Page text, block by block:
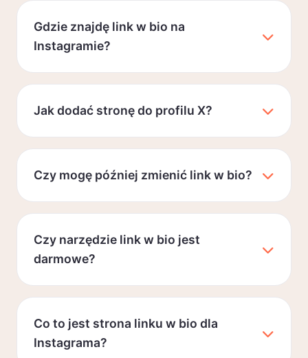
Gdzie znajdę link w bio na
Instagramie?
Jak dodać stronę do profilu X?
Czy mogę później zmienić link w bio?
Czy narzędzie link w bio jest
darmowe?
Co to jest strona linku w bio dla
Instagrama?